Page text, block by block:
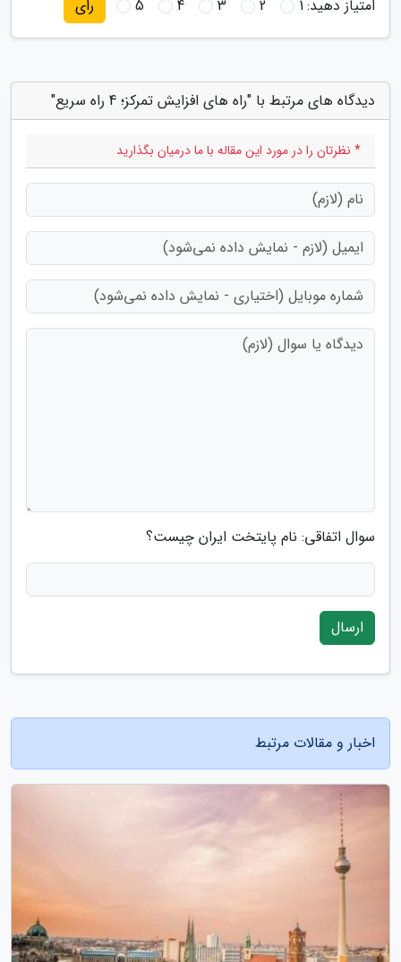
امتیاز دهید:1
2
3
4
5 رای
دیدگاه های مرتبط با "راه های افزایش تمرکز؛ 4 راه سریع"
* نظرتان را در مورد این مقاله با ما درمیان بگذارید
سوال اتفاقی: نام پایتخت ایران چیست؟
ارسال
اخبار و مقالات مرتبط